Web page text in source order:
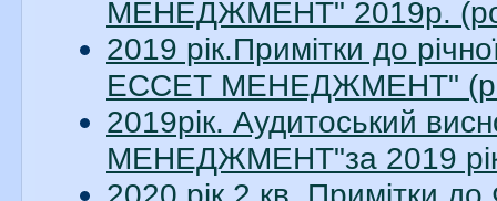
МЕНЕДЖМЕНТ" 2019р.
2019 рік.Примітки до
ЕССЕТ МЕНЕДЖМЕНТ"
2019рік. Аудитоський
МЕНЕДЖМЕНТ"за 2019